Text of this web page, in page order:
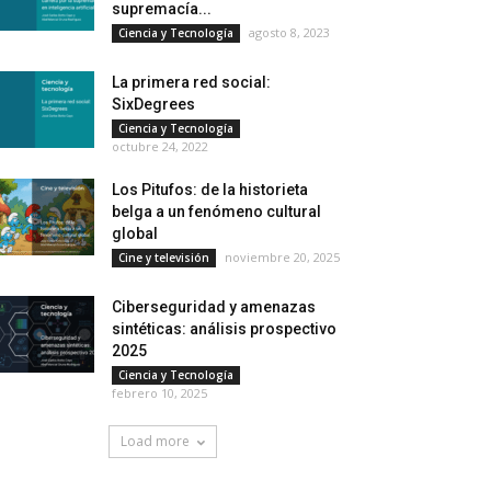
supremacía...
Ciencia y Tecnología agosto 8, 2023
La primera red social:
SixDegrees
Ciencia y Tecnología
octubre 24, 2022
Los Pitufos: de la historieta
belga a un fenómeno cultural
global
Cine y televisión noviembre 20, 2025
Ciberseguridad y amenazas
sintéticas: análisis prospectivo
2025
Ciencia y Tecnología
febrero 10, 2025
Load more